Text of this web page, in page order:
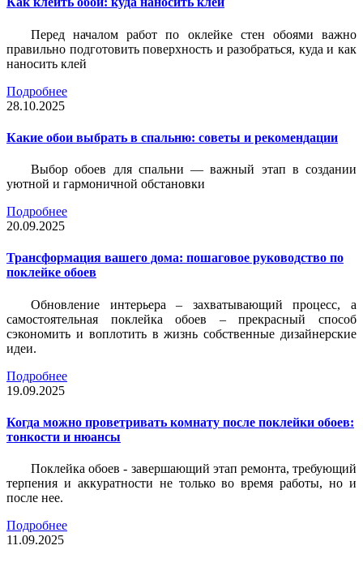
Перед началом работ по оклейке стен обоями важно
правильно подготовить поверхность и разобраться, куда и как
наносить клей
Подробнее
28.10.2025
Какие обои выбрать в спальню: советы и рекомендации
Выбор обоев для спальни — важный этап в создании
уютной и гармоничной обстановки
Подробнее
20.09.2025
Трансформация вашего дома: пошаговое руководство по
поклейке обоев
Обновление интерьера – захватывающий процесс, а
самостоятельная поклейка обоев – прекрасный способ
сэкономить и воплотить в жизнь собственные дизайнерские
идеи.
Подробнее
19.09.2025
Когда можно проветривать комнату после поклейки обоев:
тонкости и нюансы
Поклейка обоев - завершающий этап ремонта, требующий
терпения и аккуратности не только во время работы, но и
после нее.
Подробнее
11.09.2025